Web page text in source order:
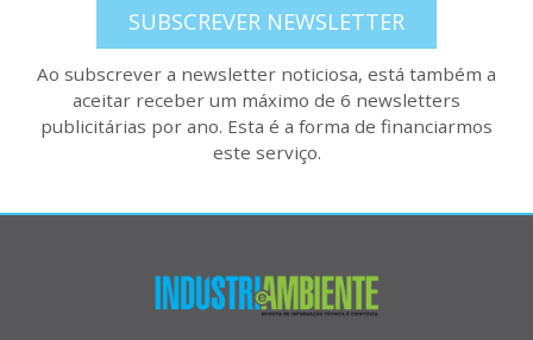
SUBSCREVER NEWSLETTER
Ao subscrever a newsletter noticiosa, está também a
aceitar receber um máximo de 6 newsletters
publicitárias por ano. Esta é a forma de financiarmos
este serviço.